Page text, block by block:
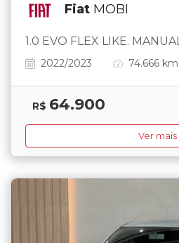
Fiat MOBI
1.0 EVO FLEX LIKE. MANUAL
2022/2023 74.666 km
R$ 64.900
Ver mais